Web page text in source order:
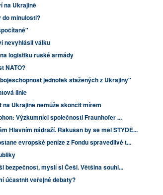
na Ukrajině
do minulosti?
nevyhlásil válku
logistiku ruské armády
NATO?
jednotek stažených z Ukrajiny"
linie
Ukrajině nemůže skončit mírem
Výzkumníci společnosti Fraunhofer ...
Hlavním nádraží. Rakušan by se měl STYDĚ...
evropské peníze z Fondu spravedlivé t...
bezpečnost, myslí si Češi. Většina souhl...
účastnit veřejné debaty?